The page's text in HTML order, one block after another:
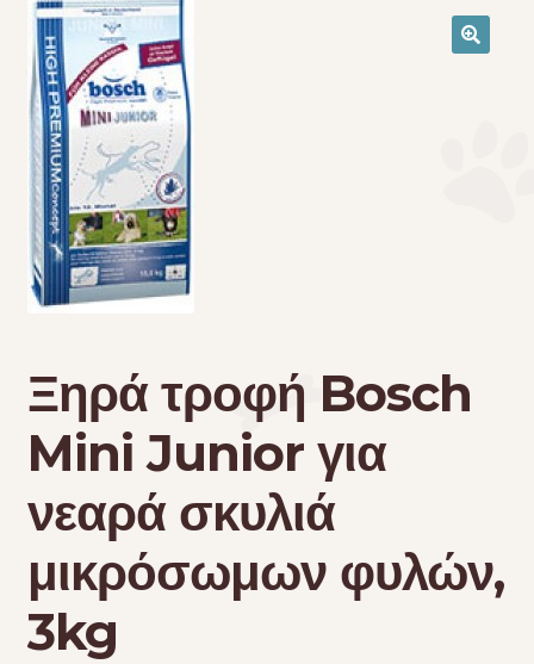
Κουνέλι
Πουλί
Κρεβατάκια
Τσάντες μεταφοράς
Επικοινωνία
Φροντίδα – Είδη Υγιεινής
Ξηρά τροφή Bosch
Mini Junior για
νεαρά σκυλιά
μικρόσωμων φυλών,
3kg